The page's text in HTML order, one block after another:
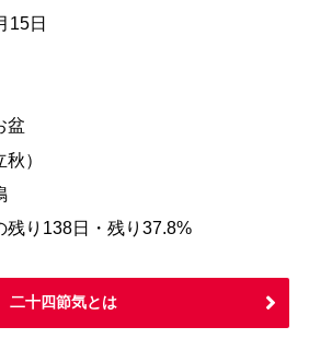
15日
盆
）
残り138日・残り37.8%
二十四節気とは